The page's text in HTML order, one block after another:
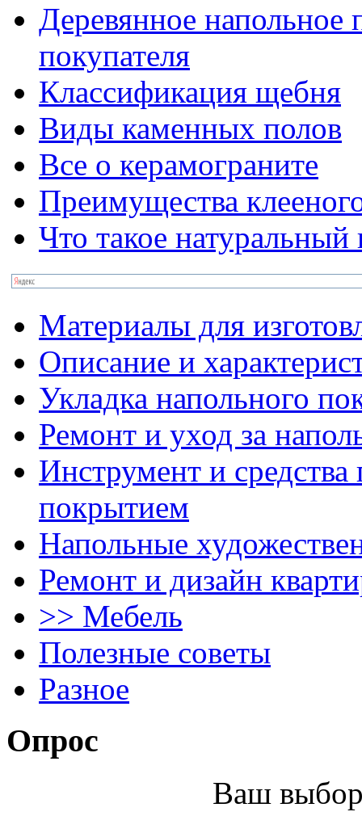
Деревянное напольное
покупателя
Классификация щебня
Виды каменных полов
Все о керамограните
Преимущества
Что такое натуральный
Материалы для
Описание и
Укладка напольного
Ремонт и уход за
Инструмент и
покрытием
Напольные
Ремонт и дизайн
>> Мебель
Полезные советы
Разное
Опрос
Ваш выбор